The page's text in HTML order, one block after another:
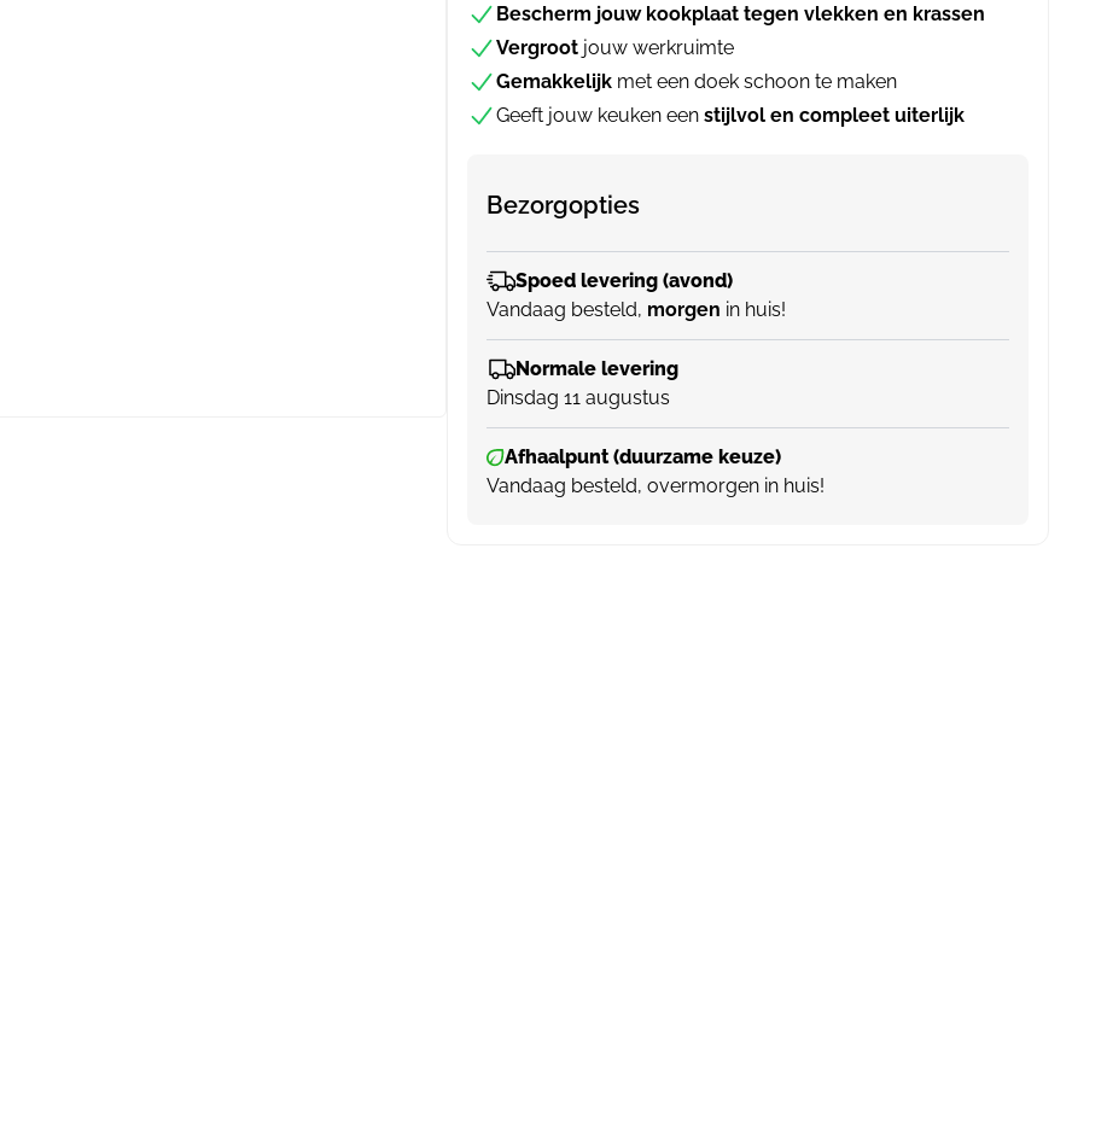
Bescherm jouw kookplaat tegen vlekken en krassen
Vergrootjouw werkruimte
Gemakkelijkmet een doek schoon te maken
Geeft jouw keuken een stijlvol en compleet uiterlijk
Bezorgopties
Spoed levering (avond)
Vandaag besteld, morgen in huis!
Normale levering
Dinsdag 11 augustus
Afhaalpunt (duurzame keuze)
Vandaag besteld, overmorgen in huis!